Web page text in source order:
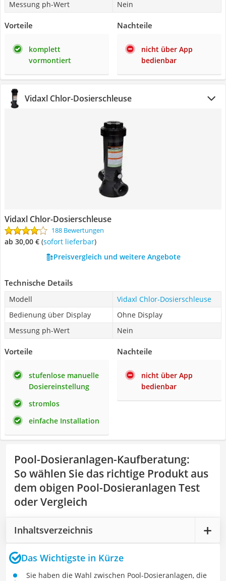
Messung ph-Wert Nein
Vorteile
komplett
vormontiert
Nachteile
nicht über App
bedienbar
Vidaxl Chlor-Dosierschleuse
Vidaxl Chlor-Dosierschleuse
188 Bewertungen
ab 30,00 € ( Sofort lieferbar)
Preisvergleich und weitere Angebote
Technische Details
Modell
Vidaxl Chlor-Dosierschleuse
Bedienung über Display
Ohne Display
Messung ph-Wert
Nein
Vorteile
stufenlose manuelle
Dosiereinstellung
stromlos
einfache Installation
Nachteile
nicht über App
bedienbar
Pool-Dosieranlagen-Kaufberatung:
So wählen Sie das richtige Produkt aus
dem obigen Pool-Dosieranlagen Test
oder Vergleich
Inhaltsverzeichnis
Das Wichtigste in Kürze
Sie haben die Wahl zwischen Pool-Dosieranlagen, die